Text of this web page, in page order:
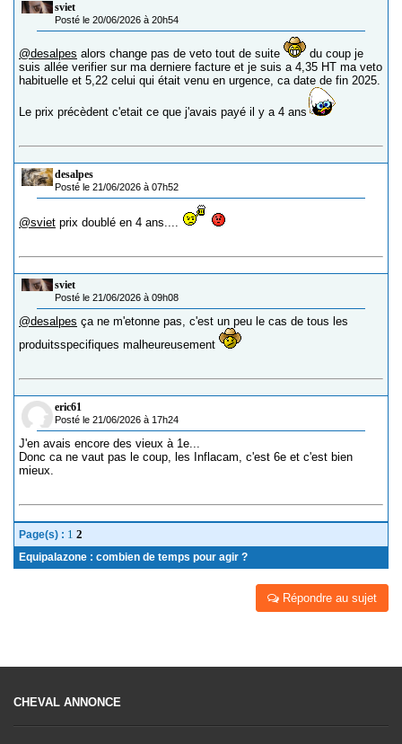
sviet
Posté le 20/06/2026 à 20h54
@desalpes alors change pas de veto tout de suite
du coup je
suis allée verifier sur ma derniere facture et je suis a 4,35 HT ma veto
habituelle et 5,22 celui qui était venu en urgence, ca date de fin 2025.
Le prix précèdent c'etait ce que j'avais payé il y a 4 ans
desalpes
Posté le 21/06/2026 à 07h52
@sviet prix doublé en 4 ans....
sviet
Posté le 21/06/2026 à 09h08
@desalpes ça ne m'etonne pas, c'est un peu le cas de tous les
produitsspecifiques malheureusement
eric61
Posté le 21/06/2026 à 17h24
J'en avais encore des vieux à 1e...
Donc ca ne vaut pas le coup, les Inflacam, c'est 6e et c'est bien
mieux.
Page(s) : 1 2
Equipalazone : combien de temps pour agir ?
Répondre au sujet
CHEVAL ANNONCE